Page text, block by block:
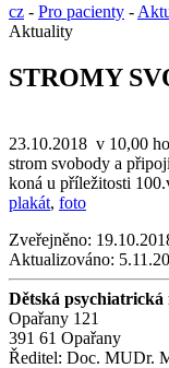
cz - Pro pacienty -
Aktuality
STROMY
23.10.2018 v 10,00
strom svobody a
koná u příležitosti
plakát, foto
Zveřejněno:
Aktualizováno:
Dětská psychiatrická
Opařany 121
391 61 Opařany
Ředitel: Doc. MUDr.